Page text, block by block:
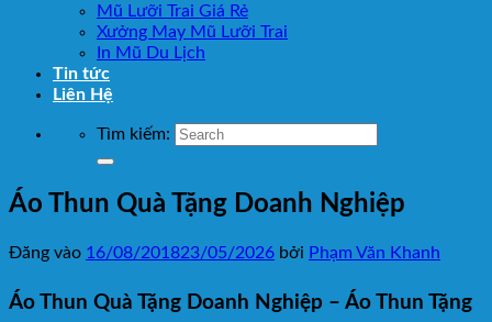
Mũ Lưỡi Trai Giá Rẻ
Xưởng May Mũ Lưỡi Trai
In Mũ Du Lịch
Tin tức
Liên Hệ
Tìm kiếm:
Áo Thun Quà Tặng Doanh Nghiệp
Đăng vào 16/08/201823/05/2026 bởi Phạm Văn Khanh
Áo Thun Quà Tặng Doanh Nghiệp – Áo Thun Tặng